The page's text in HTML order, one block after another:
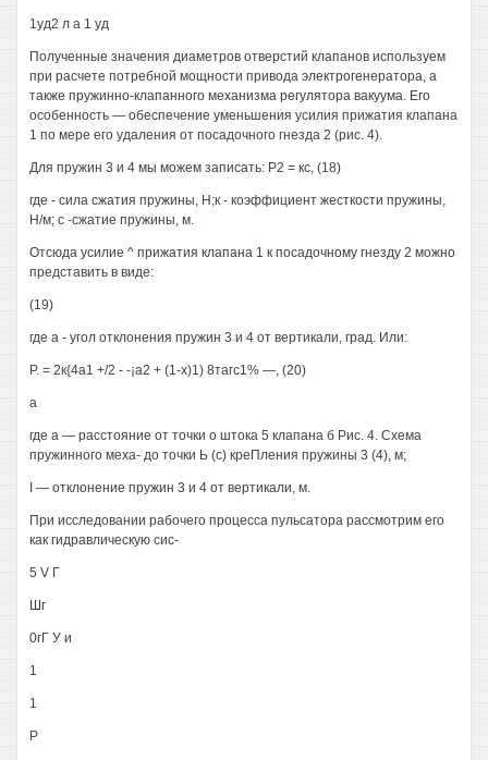
1уд2 л а 1 уд
Полученные значения диаметров отверстий клапанов используем
при расчете потребной мощности привода электрогенератора, а
также пружинно-клапанного механизма регулятора вакуума. Его
особенность — обеспечение уменьшения усилия прижатия клапана
1 по мере его удаления от посадочного гнезда 2 (рис. 4).
Для пружин 3 и 4 мы можем записать: Р2 = кс, (18)
где - сила сжатия пружины, Н;к - коэффициент жесткости пружины,
Н/м; с -сжатие пружины, м.
Отсюда усилие ^ прижатия клапана 1 к посадочному гнезду 2 можно
представить в виде:
(19)
где а - угол отклонения пружин 3 и 4 от вертикали, град. Или:
Р. = 2к{4а1 +/2 - -¡а2 + (1-х)1) 8тагс1% —, (20)
а
где а — расстояние от точки о штока 5 клапана б Рис. 4. Схема
пружинного меха- до точки Ь (с) креПления пружины 3 (4), м;
I — отклонение пружин 3 и 4 от вертикали, м.
При исследовании рабочего процесса пульсатора рассмотрим его
как гидравлическую сис-
5 V Г
Шг
0гГ У и
1
1
Р